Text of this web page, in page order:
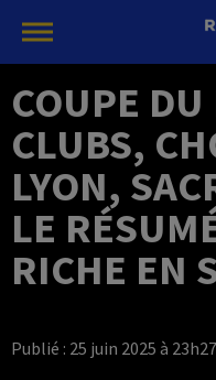
COUPE
CLUBS,
LYON,
LE
RICHE EN
Publié : 25 juin 2025 à